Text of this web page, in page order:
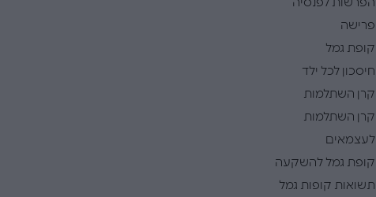
הפרשות לפנסיה
פרישה
קופת גמל
חיסכון לכל ילד
קרן השתלמות
קרן השתלמות
לעצמאים
קופת גמל להשקעה
תשואות קופות גמל